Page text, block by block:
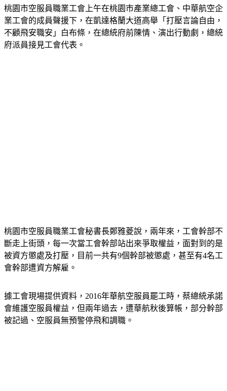
桃園市空服員職業工會上午在桃園市產業總工會、中華航空企
業工會的成員聲援下，在凱達格蘭大道高舉「打壓言論自由，
不顧飛安職安」白布條，在總統府前陳情、演出行動劇，總統
桃園市空服員職業工會秘書長鄭雅菱說，兩年來，工會幹部不
斷走上街頭，每一次當工會幹部站出來爭取權益，面對到的是
被資方懲處及打壓，目前一共有9個幹部被懲處，甚至有4名工
據工會現場提供資料，2016年華航空服員罷工時，蔡總統承諾
會維護空服員權益，但兩年過去，遭華航秋後算帳，部分幹部